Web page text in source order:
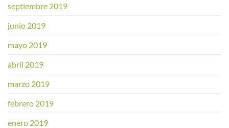
septiembre 2019
junio 2019
mayo 2019
abril 2019
marzo 2019
febrero 2019
enero 2019